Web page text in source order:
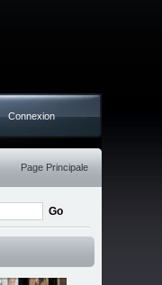
Connexion
Page Principale